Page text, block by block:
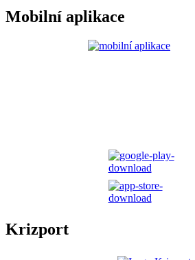
Mobilní aplikace
Krizport